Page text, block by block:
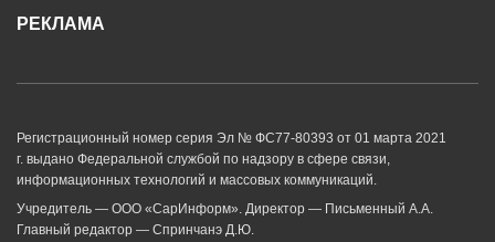
РЕКЛАМА
Регистрационный номер серия Эл № ФС77-80393 от 01 марта 2021
г. выдано Федеральной службой по надзору в сфере связи,
информационных технологий и массовых коммуникаций.
Учредитель — ООО «СарИнформ». Директор — Письменный А.А.
Главный редактор — Спринчанэ Д.Ю.